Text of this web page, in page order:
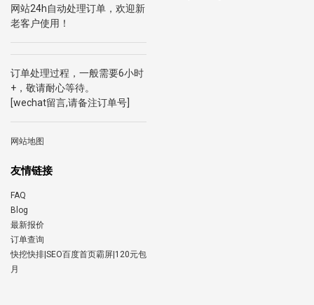
网站24h自动处理订单，欢迎新
老客户使用！
订单处理过程，一般需要6小时
+，敬请耐心等待。
[wechat留言,请备注订单号]
网站地图
友情链接
FAQ
Blog
最新报价
订单查询
快挖快排|SEO百度首页霸屏|120元包
月